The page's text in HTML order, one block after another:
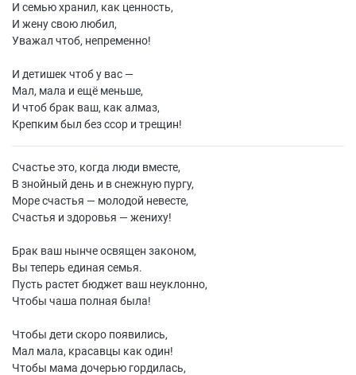
И семью хранил, как ценность,
И жену свою любил,
Уважал чтоб, непременно!
И детишек чтоб у вас —
Мал, мала и ещё меньше,
И чтоб брак ваш, как алмаз,
Крепким был без ссор и трещин!
Счастье это, когда люди вместе,
В знойный день и в снежную пургу,
Море счастья — молодой невесте,
Счастья и здоровья — жениху!
Брак ваш нынче освящен законом,
Вы теперь единая семья.
Пусть растет бюджет ваш неуклонно,
Чтобы чаша полная была!
Чтобы дети скоро появились,
Мал мала, красавцы как один!
Чтобы мама дочерью гордилась,